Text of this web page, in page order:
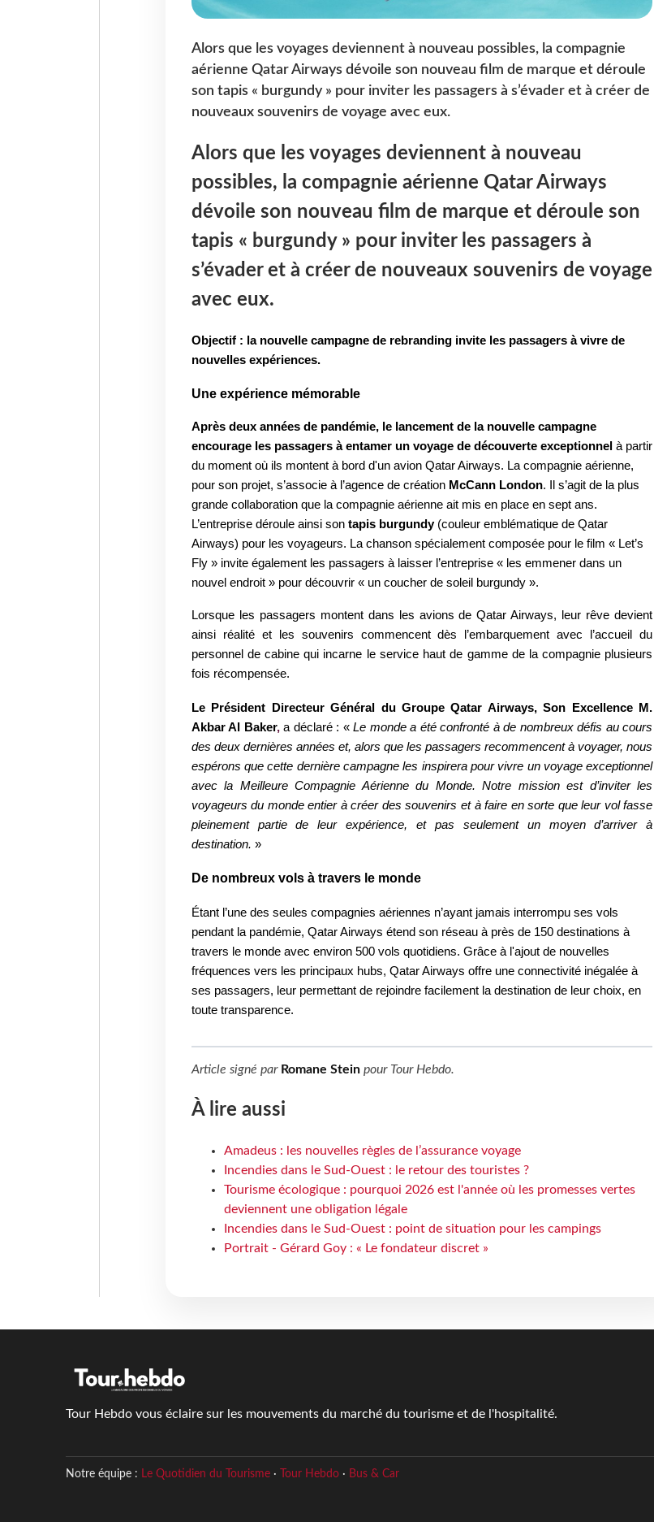
Alors que les voyages deviennent à nouveau possibles, la compagnie
aérienne Qatar Airways dévoile son nouveau film de marque et déroule
son tapis « burgundy » pour inviter les passagers à s’évader et à créer de
nouveaux souvenirs de voyage avec eux.
Alors que les voyages deviennent à nouveau
possibles, la compagnie aérienne Qatar Airways
dévoile son nouveau film de marque et déroule son
tapis « burgundy » pour inviter les passagers à
s’évader et à créer de nouveaux souvenirs de voyage
avec eux.
Objectif : la nouvelle campagne de rebranding invite les passagers à vivre de
nouvelles expériences.
Une expérience mémorable
Après deux années de pandémie, le lancement de la nouvelle campagne
encourage les passagers à entamer un voyage de découverte exceptionnel à partir
du moment où ils montent à bord d'un avion Qatar Airways. La compagnie aérienne,
pour son projet, s’associe à l’agence de création McCann London. Il s’agit de la plus
grande collaboration que la compagnie aérienne ait mis en place en sept ans.
L’entreprise déroule ainsi son tapis burgundy(couleur emblématique de Qatar
Airways) pour les voyageurs. La chanson spécialement composée pour le film « Let’s
Fly » invite également les passagers à laisser l’entreprise « les emmener dans un
nouvel endroit » pour découvrir « un coucher de soleil burgundy ».
Lorsque les passagers montent dans les avions de Qatar Airways, leur rêve devient
ainsi réalité et les souvenirs commencent dès l’embarquement avec l’accueil du
personnel de cabine qui incarne le service haut de gamme de la compagnie plusieurs
fois récompensée.
Le Président Directeur Général du Groupe Qatar Airways, Son Excellence M.
Akbar Al Baker,a déclaré : «Le monde a été confronté à de nombreux défis au cours
des deux dernières années et, alors que les passagers recommencent à voyager, nous
espérons que cette dernière campagne les inspirera pour vivre un voyage exceptionnel
avec la Meilleure Compagnie Aérienne du Monde. Notre mission est d’inviter les
voyageurs du monde entier à créer des souvenirs et à faire en sorte que leur vol fasse
pleinement partie de leur expérience, et pas seulement un moyen d’arriver à
destination. »
De nombreux vols à travers le monde
Étant l’une des seules compagnies aériennes n’ayant jamais interrompu ses vols
pendant la pandémie, Qatar Airways étend son réseau à près de 150 destinations à
travers le monde avec environ 500 vols quotidiens. Grâce à l'ajout de nouvelles
fréquences vers les principaux hubs, Qatar Airways offre une connectivité inégalée à
ses passagers, leur permettant de rejoindre facilement la destination de leur choix, en
toute transparence.
Article signé par Romane Steinpour Tour Hebdo.
À lire aussi
Amadeus : les nouvelles règles de l’assurance voyage
Incendies dans le Sud-Ouest : le retour des touristes ?
Tourisme écologique : pourquoi 2026 est l'année où les promesses vertes
deviennent une obligation légale
Incendies dans le Sud-Ouest : point de situation pour les campings
Portrait - Gérard Goy : « Le fondateur discret »
Tour Hebdo vous éclaire sur les mouvements du marché du tourisme et de l'hospitalité.
Notre équipe : Le Quotidien du Tourisme· Tour Hebdo· Bus & Car